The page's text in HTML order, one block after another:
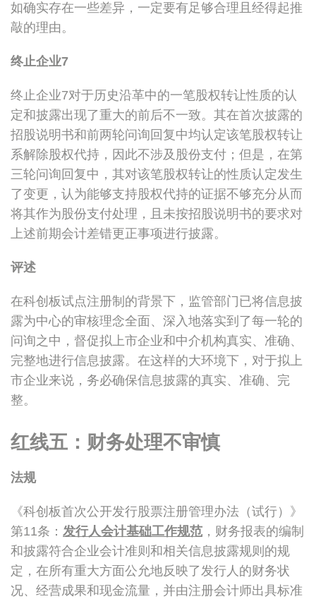
如确实存在一些差异，一定要有足够合理且经得起推
敲的理由。
终止企业7
终止企业7对于历史沿革中的一笔股权转让性质的认
定和披露出现了重大的前后不一致。其在首次披露的
招股说明书和前两轮问询回复中均认定该笔股权转让
系解除股权代持，因此不涉及股份支付；但是，在第
三轮问询回复中，其对该笔股权转让的性质认定发生
了变更，认为能够支持股权代持的证据不够充分从而
将其作为股份支付处理，且未按招股说明书的要求对
上述前期会计差错更正事项进行披露。
评述
在科创板试点注册制的背景下，监管部门已将信息披
露为中心的审核理念全面、深入地落实到了每一轮的
问询之中，督促拟上市企业和中介机构真实、准确、
完整地进行信息披露。在这样的大环境下，对于拟上
市企业来说，务必确保信息披露的真实、准确、完
整。
红线五：财务处理不审慎
法规
《科创板首次公开发行股票注册管理办法（试行）》
第11条： 发行人会计基础工作规范，财务报表的编制
和披露符合企业会计准则和相关信息披露规则的规
定，在所有重大方面公允地反映了发行人的财务状
况、经营成果和现金流量，并由注册会计师出具标准